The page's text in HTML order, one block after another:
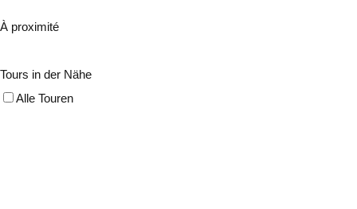
À proximité
Tours in der Nähe
Alle Touren